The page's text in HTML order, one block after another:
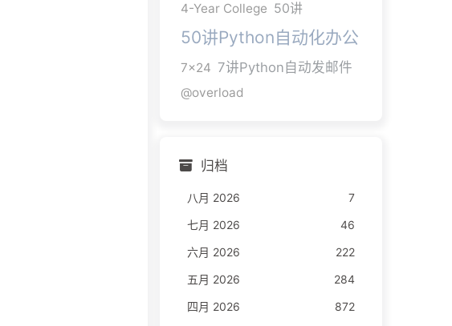
4-Year College 50讲
50讲Python自动化办公
7x24 7讲Python自动发邮件
@overload
归档
八月 2026
7
七月 2026
46
六月 2026
222
五月 2026
284
四月 2026
872